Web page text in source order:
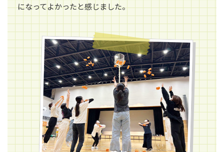
になってよかったと感じました。